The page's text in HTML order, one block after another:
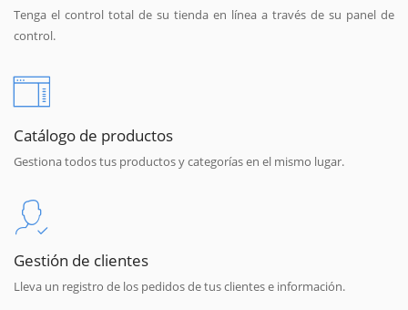
Tenga el control total de su tienda en línea a través de su panel de
control.
Catálogo de productos
Gestiona todos tus productos y categorías en el mismo lugar.
Gestión de clientes
Lleva un registro de los pedidos de tus clientes e información.